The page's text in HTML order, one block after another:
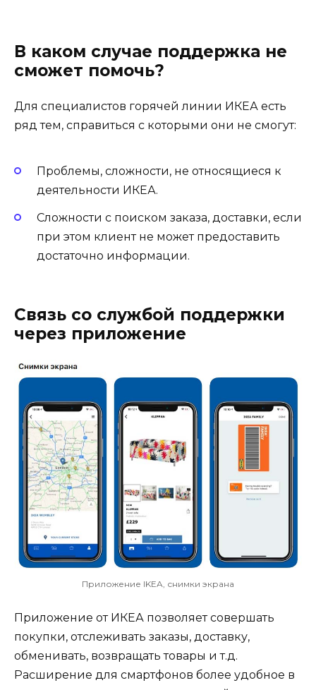
В каком случае поддержка не
сможет помочь?
Для специалистов горячей линии ИКЕА есть
ряд тем, справиться с которыми они не смогут:
Проблемы, сложности, не относящиеся к
деятельности ИКЕА.
Сложности с поиском заказа, доставки, если
при этом клиент не может предоставить
достаточно информации.
Связь со службой поддержки
через приложение
Приложение IKEA, снимки экрана
Приложение от ИКЕА позволяет совершать
покупки, отслеживать заказы, доставку,
обменивать, возвращать товары и т.д.
Расширение для смартфонов более удобное в